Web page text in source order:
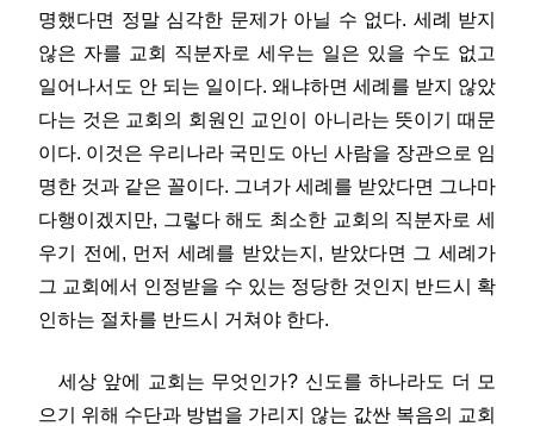
명했다면 정말 심각한 문제가 아닐 수 없다. 세례 받지
않은 자를 교회 직분자로 세우는 일은 있을 수도 없고
일어나서도 안 되는 일이다. 왜냐하면 세례를 받지 않았
다는 것은 교회의 회원인 교인이 아니라는 뜻이기 때문
이다. 이것은 우리나라 국민도 아닌 사람을 장관으로 임
명한 것과 같은 꼴이다. 그녀가 세례를 받았다면 그나마
다행이겠지만, 그렇다 해도 최소한 교회의 직분자로 세
우기 전에, 먼저 세례를 받았는지, 받았다면 그 세례가
그 교회에서 인정받을 수 있는 정당한 것인지 반드시 확
인하는 절차를 반드시 거쳐야 한다.
세상 앞에 교회는 무엇인가? 신도를 하나라도 더 모
으기 위해 수단과 방법을 가리지 않는 값싼 복음의 교회